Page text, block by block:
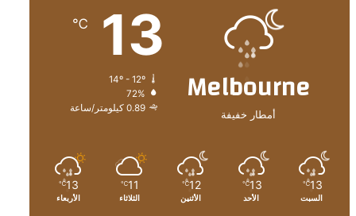
Melbourne
أمطار خفيفة
13
℃
14º - 12º
72%
0.89 كيلومتر/ساعة
13
℃
السبت
13
℃
الأحد
12
℃
الأثنين
11
℃
الثلاثاء
13
℃
الأربعاء